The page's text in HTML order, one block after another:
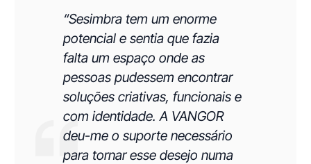
“Sesimbra tem um enorme
potencial e sentia que fazia
falta um espaço onde as
pessoas pudessem encontrar
soluções criativas, funcionais e
com identidade. A VANGOR
deu-me o suporte necessário
para tornar esse desejo numa